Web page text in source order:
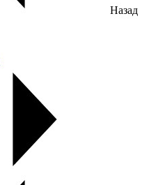
Назад